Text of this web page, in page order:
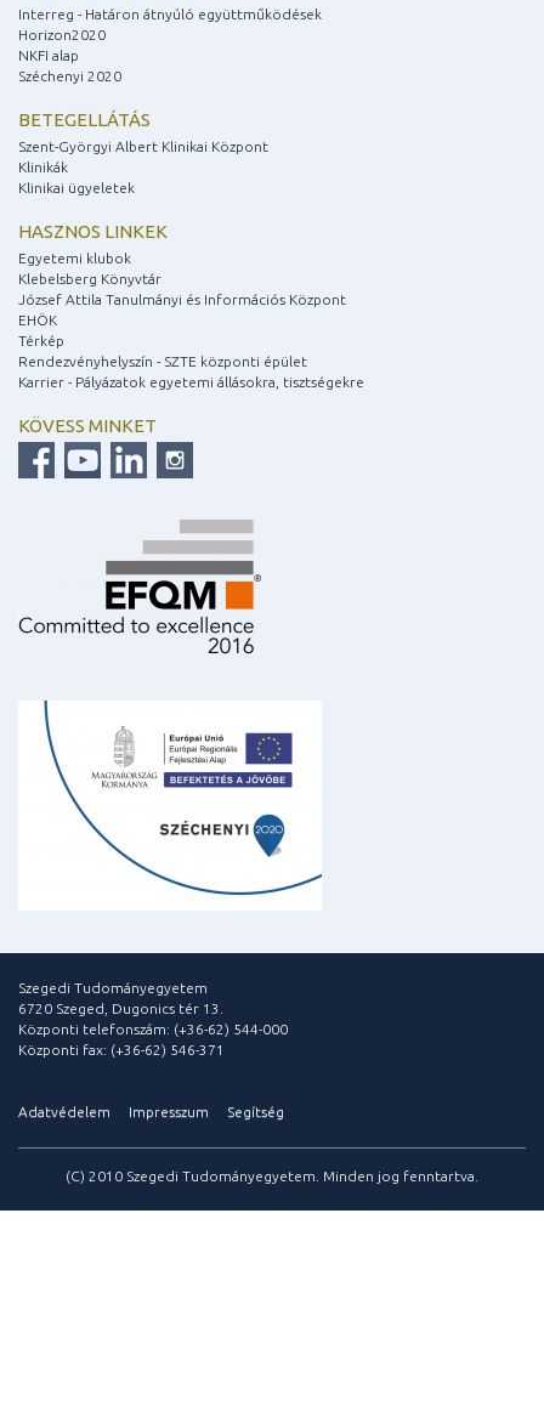
Interreg - Határon átnyúló együttműködések
Horizon2020
NKFI alap
Széchenyi 2020
BETEGELLÁTÁS
Szent-Györgyi Albert Klinikai Központ
Klinikák
Klinikai ügyeletek
HASZNOS LINKEK
Egyetemi klubok
Klebelsberg Könyvtár
József Attila Tanulmányi és Információs Központ
EHÖK
Térkép
Rendezvényhelyszín - SZTE központi épület
Karrier - Pályázatok egyetemi állásokra, tisztségekre
KÖVESS MINKET
Szegedi Tudományegyetem
6720 Szeged, Dugonics tér 13.
Központi telefonszám: (+36-62) 544-000
Központi fax: (+36-62) 546-371
Adatvédelem Impresszum Segítség
(C) 2010 Szegedi Tudományegyetem. Minden jog fenntartva.